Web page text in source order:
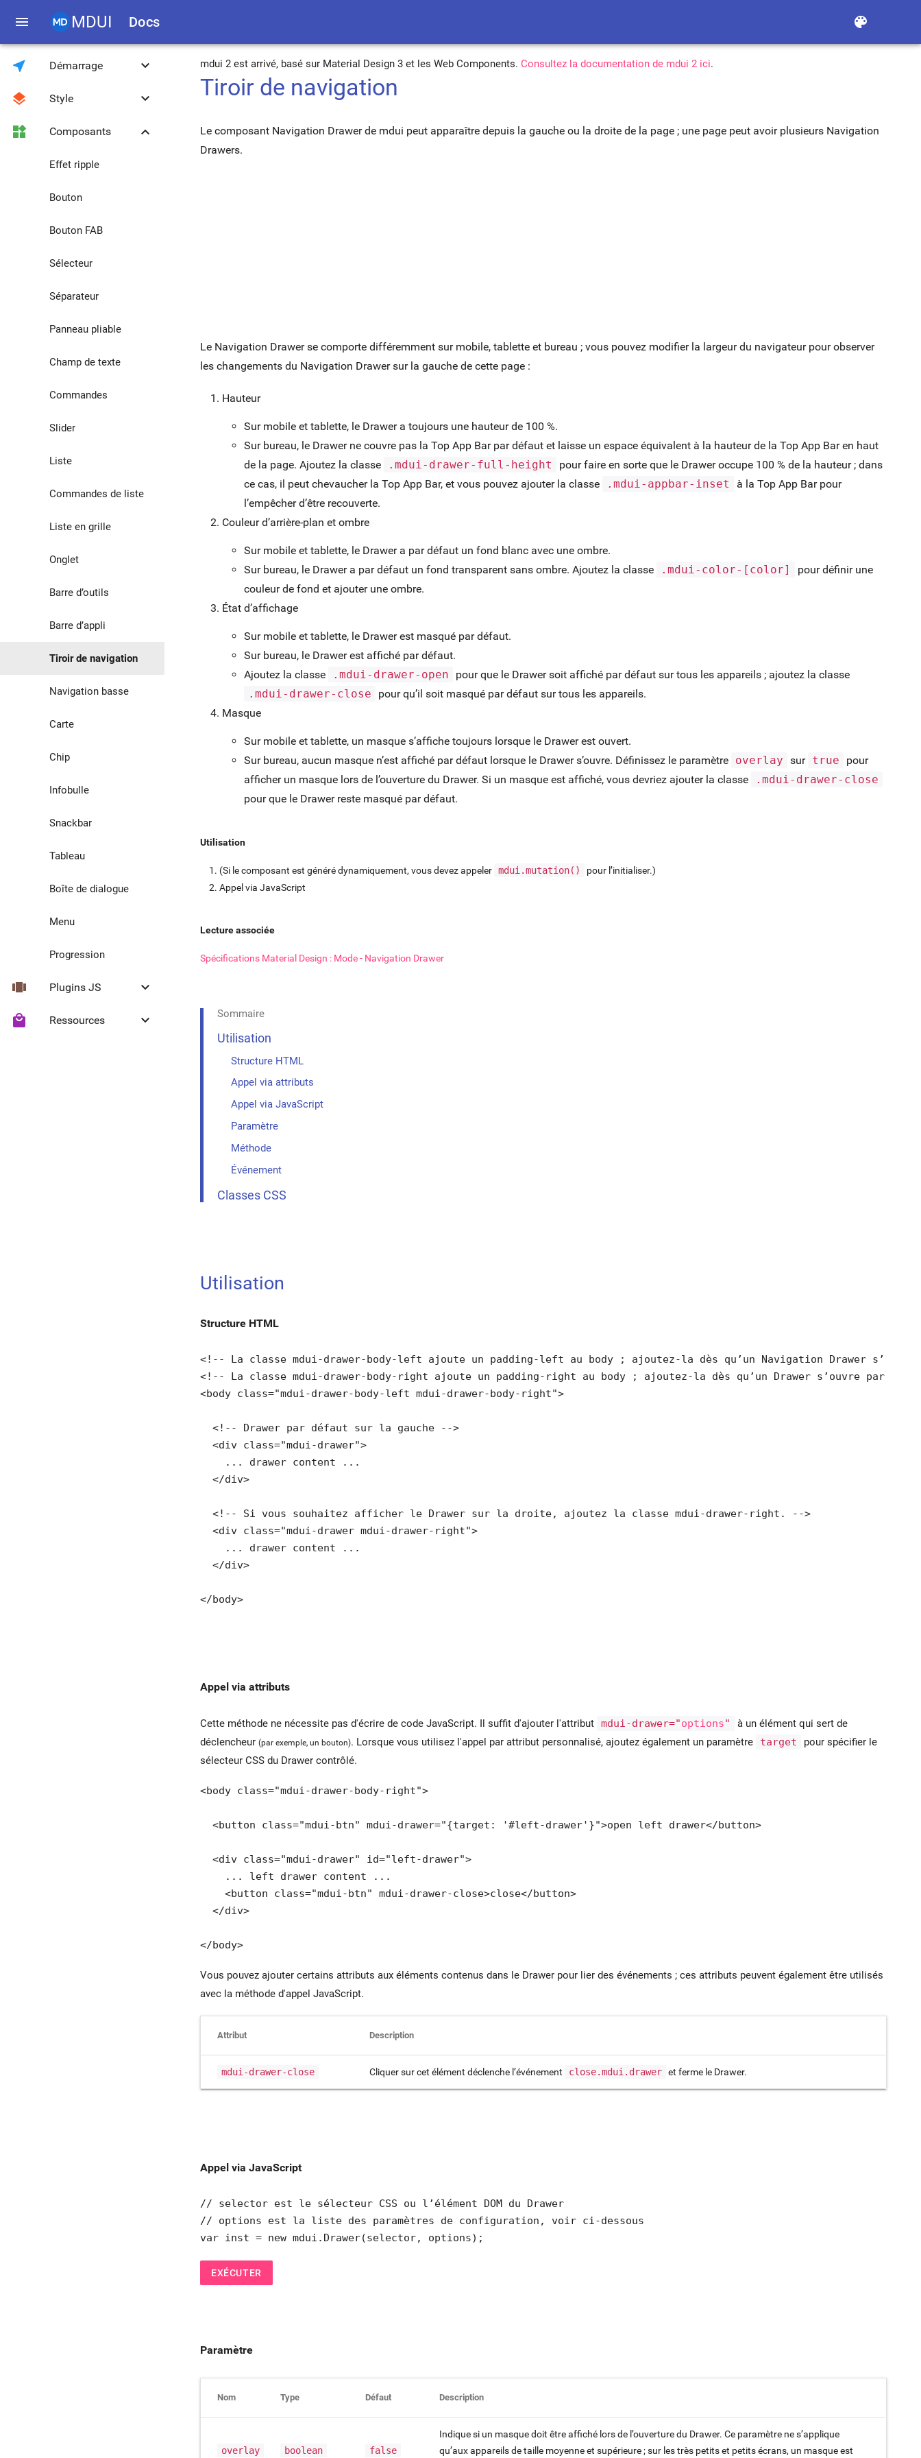
menu MDUI Docs color_lens
near_me Démarrage keyboard_arrow_down
Introduction
Téléchargement
Compatibilité
Bibliothèque JS
Méthodes globales
Migration de 0.4.3
layers Style keyboard_arrow_down
Couleur et thème
Police Roboto
Grille réactive
Typographie
Icônes
Médias
Utilitaires
Ombres
widgets Composants keyboard_arrow_down
Effet ripple
Bouton
Bouton FAB
Sélecteur
Séparateur
Panneau pliable
Champ de texte
Commandes
Slider
Liste
Commandes de liste
Liste en grille
Onglet
Barre d’outils
Barre d’appli
Tiroir de navigation
Navigation basse
Carte
Chip
Infobulle
Snackbar
Tableau
Boîte de dialogue
Menu
Progression
view_carousel Plugins JS keyboard_arrow_down
Collapse
local_mall Ressources keyboard_arrow_down
mdui 2 est arrivé, basé sur Material Design 3 et les Web Components.Consultez la documentation de mdui 2 ici.
Tiroir de navigation
Le composant Navigation Drawer de mdui peut apparaître depuis la gauche ou la droite de la page ; une page peut avoir plusieurs Navigation
Drawers.
Le Navigation Drawer se comporte différemment sur mobile, tablette et bureau ; vous pouvez modifier la largeur du navigateur pour observer
les changements du Navigation Drawer sur la gauche de cette page :
Hauteur
Sur mobile et tablette, le Drawer a toujours une hauteur de 100 %.
Sur bureau, le Drawer ne couvre pas la Top App Bar par défaut et laisse un espace équivalent à la hauteur de la Top App Bar en haut
de la page. Ajoutez la classe
.mdui-drawer-full-height
pour faire en sorte que le Drawer occupe 100 % de la hauteur ; dans
ce cas, il peut chevaucher la Top App Bar, et vous pouvez ajouter la classe
.mdui-appbar-inset
à la Top App Bar pour
l’empêcher d’être recouverte.
Couleur d’arrière-plan et ombre
Sur mobile et tablette, le Drawer a par défaut un fond blanc avec une ombre.
Sur bureau, le Drawer a par défaut un fond transparent sans ombre. Ajoutez la classe
.mdui-color-[color]
pour définir une
couleur de fond et ajouter une ombre.
État d’affichage
Sur mobile et tablette, le Drawer est masqué par défaut.
Sur bureau, le Drawer est affiché par défaut.
Ajoutez la classe
.mdui-drawer-open
pour que le Drawer soit affiché par défaut sur tous les appareils ; ajoutez la classe
.mdui-drawer-close
pour qu’il soit masqué par défaut sur tous les appareils.
Masque
Sur mobile et tablette, un masque s’affiche toujours lorsque le Drawer est ouvert.
Sur bureau, aucun masque n’est affiché par défaut lorsque le Drawer s’ouvre. Définissez le paramètre overlay sur true
pour
afficher un masque lors de l’ouverture du Drawer. Si un masque est affiché, vous devriez ajouter la classe
.mdui-drawer-close
pour que le Drawer reste masqué par défaut.
Utilisation
(Si le composant est généré dynamiquement, vous devez appeler mdui.mutation()
pour l’initialiser.)
Appel via JavaScript
Lecture associée
Spécifications Material Design : Mode - Navigation Drawer
Sommaire
Utilisation
Structure HTML
Appel via attributs
Appel via JavaScript
Paramètre
Méthode
Événement
Classes CSS
Utilisation
Structure HTML
<!-- La classe mdui-drawer-body-left ajoute un padding-left au body ; ajoutez-la dès qu’un Navigation Drawer
<!-- La classe mdui-drawer-body-right ajoute un padding-right au body ; ajoutez-la dès qu’un Drawer s’ouvre par
<body class="mdui-drawer-body-left mdui-drawer-body-right">
  <!-- Drawer par défaut sur la gauche -->
  <div class="mdui-drawer">
    ... drawer content ...
  </div>
  <!-- Si vous souhaitez afficher le Drawer sur la droite, ajoutez la classe mdui-drawer-right. -->
  <div class="mdui-drawer mdui-drawer-right">
    ... drawer content ...
  </div>
</body>
Appel via attributs
Cette méthode ne nécessite pas d'écrire de code JavaScript. Il suffit d'ajouter l'attribut mdui-drawer="options"
à un élément qui sert de
déclencheur(par exemple, un bouton). Lorsque vous utilisez l'appel par attribut personnalisé, ajoutez également un paramètre target
pour spécifier le
sélecteur CSS du Drawer contrôlé.
<body class="mdui-drawer-body-right">
  <button class="mdui-btn" mdui-drawer="{target: '#left-drawer'}">open left drawer</button>
  <div class="mdui-drawer" id="left-drawer">
    ... left drawer content ...
    <button class="mdui-btn" mdui-drawer-close>close</button>
  </div>
</body>
Vous pouvez ajouter certains attributs aux éléments contenus dans le Drawer pour lier des événements ; ces attributs peuvent également être utilisés
avec la méthode d'appel JavaScript.
Attribut Description
mdui-drawer-close Cliquer sur cet élément déclenche l’événement close.mdui.drawer et ferme le Drawer.
Appel via JavaScript
// selector est le sélecteur CSS ou l’élément DOM du Drawer
// options est la liste des paramètres de configuration, voir ci-dessous
var inst = new mdui.Drawer(selector, options);
EXÉCUTER
Paramètre
Nom Type Défaut Description
overlay boolean false
Indique si un masque doit être affiché lors de l’ouverture du Drawer. Ce paramètre ne s’applique
qu’aux appareils de taille moyenne et supérieure ; sur les très petits et petits écrans, un masque est